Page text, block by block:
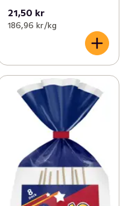
21,50 kr
186,96 kr /kg